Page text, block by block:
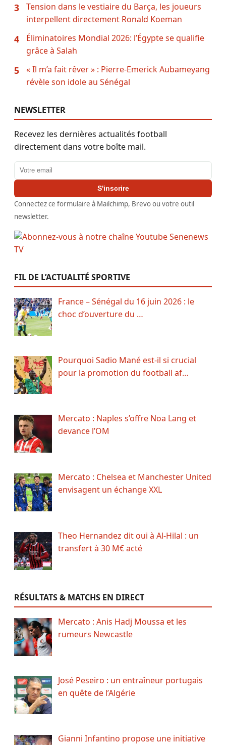
3
Tension dans le vestiaire du Barça, les joueurs
interpellent directement Ronald Koeman
4
Éliminatoires Mondial 2026: l’Égypte se qualifie
grâce à Salah
5
« Il m’a fait rêver » : Pierre-Emerick Aubameyang
révèle son idole au Sénégal
NEWSLETTER
Recevez les dernières actualités football
directement dans votre boîte mail.
Adresse email
S'inscrire
Connectez ce formulaire à Mailchimp, Brevo ou votre outil
newsletter.
FIL DE L’ACTUALITÉ SPORTIVE
France – Sénégal du 16 juin 2026 : le
choc d’ouverture du …
Pourquoi Sadio Mané est-il si crucial
pour la promotion du football af…
Mercato : Naples s’offre Noa Lang et
devance l’OM
Mercato : Chelsea et Manchester United
envisagent un échange XXL
Theo Hernandez dit oui à Al-Hilal : un
transfert à 30 M€ acté
RÉSULTATS & MATCHS EN DIRECT
Mercato : Anis Hadj Moussa et les
rumeurs Newcastle
José Peseiro : un entraîneur portugais
en quête de l’Algérie
Gianni Infantino propose une initiative